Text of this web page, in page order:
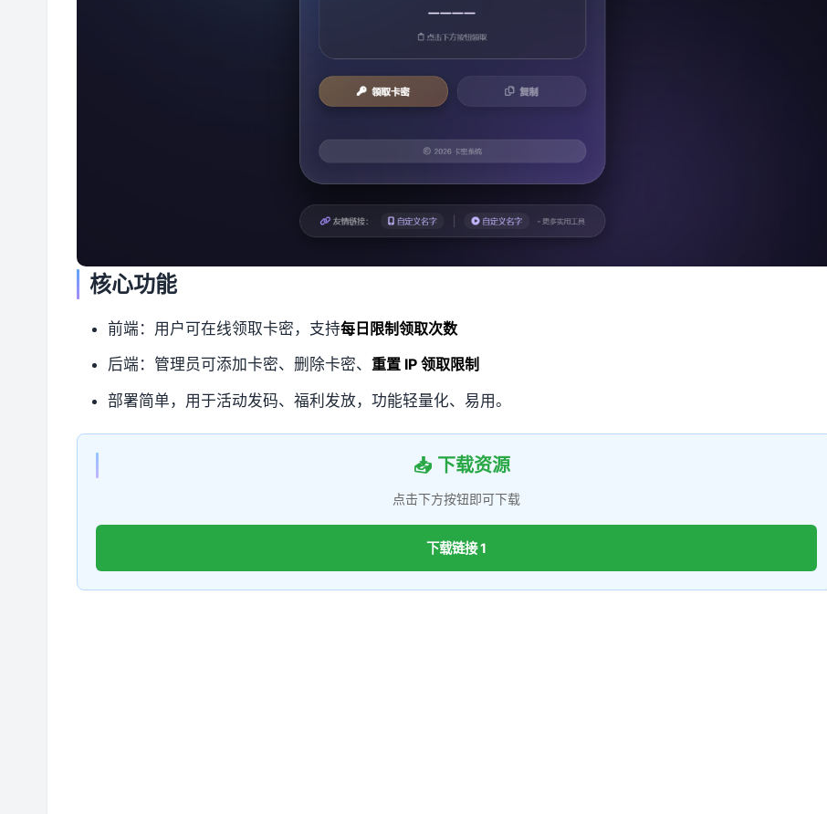
核心功能
前端：用户可在线领取卡密，支持每日限制领取次数
后端：管理员可添加卡密、删除卡密、 重置 IP 领取限制
部署简单，用于活动发码、福利发放，功能轻量化、易用。
📥 下载资源
点击下方按钮即可下载
下载链接 1